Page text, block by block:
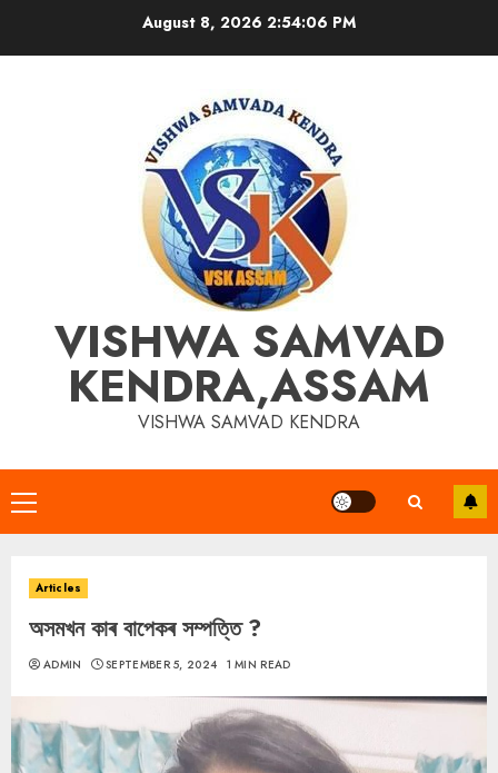
August 8, 20262:54:07 PM
VISHWA SAMVAD
KENDRA,ASSAM
VISHWA SAMVAD KENDRA
Primary
Menu
Articles
অসমখন কাৰ বাপেকৰ সম্পত্তি ?
ADMIN SEPTEMBER 5, 2024 1 MIN READ